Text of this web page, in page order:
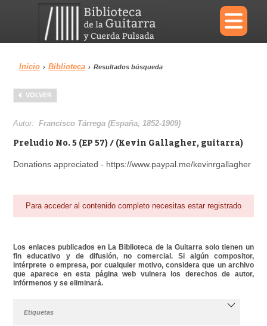
×
Menu
Biblioteca Diccionario
Inicio › Biblioteca › Resultados búsqueda
VOLVER
Autor:Francisco Tárrega (España, 1852-1909)
Preludio No. 5 (EP 57) / (Kevin Gallagher, guitarra)
Donations appreciated - https://www.paypal.me/kevinrgallagher
Para acceder al contenido completo necesitas estar registrado
Los enlaces publicados en La Biblioteca de la Guitarra solo tienen un
fin educativo y de difusión, no comercial. Si algún compositor,
intérprete o empresa, por cualquier motivo, considera que un archivo
que aparece en esta página web vulnera los derechos de autor,
infórmenos y se eliminará.
Etiquetas